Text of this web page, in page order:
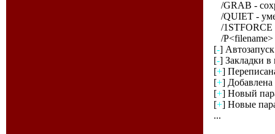
/GRAB -
/QUIET -
/1STFORCE
/P<filename>
[-]
[-] Закладки в
[+]
[+]
[+] Новый
[+] Новые
...